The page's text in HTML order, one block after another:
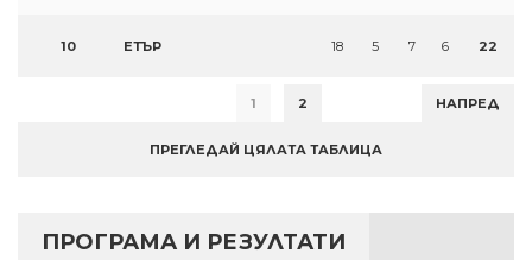
10 ЕТЪР 18 5 7 6 22
1 2 НАПРЕД
ПРЕГЛЕДАЙ ЦЯЛАТА ТАБЛИЦА
ПРОГРАМА И РЕЗУЛТАТИ